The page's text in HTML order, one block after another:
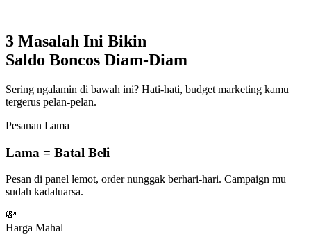
3 Masalah Ini Bikin
Saldo Boncos Diam-Diam
Sering ngalamin di bawah ini? Hati-hati, budget marketing kamu
tergerus pelan-pelan.
Pesanan Lama
Lama = Batal Beli
Pesan di panel lemot, order nunggak berhari-hari. Campaign mu
sudah kadaluarsa.
💸
Harga Mahal